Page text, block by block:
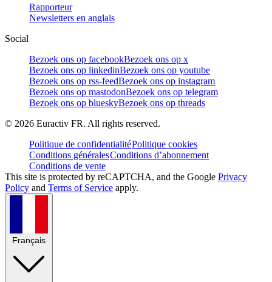
Rapporteur
Newsletters en anglais
Social
Bezoek ons op facebookBezoek ons op x
Bezoek ons op linkedinBezoek ons op youtube
Bezoek ons op rss-feedBezoek ons op instagram
Bezoek ons op mastodonBezoek ons op telegram
Bezoek ons op blueskyBezoek ons op threads
© 2026 Euractiv FR. All rights reserved.
Politique de confidentialitéPolitique cookies
Conditions généralesConditions d’abonnement
Conditions de vente
This site is protected by reCAPTCHA, and the Google Privacy
Policy and Terms of Service apply.
Français